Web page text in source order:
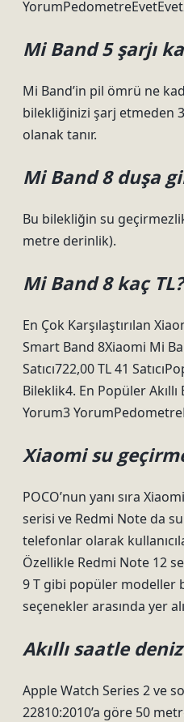
Mi Band 5 şarjı
Mi Band’in pil ömrü ne
bilekliğinizi şarj etmeden
olanak tanır.
Mi Band 8 duşa
Bu bilekliğin su
metre derinlik).
Mi Band 8 kaç TL?
En Çok Karşılaştırılan
Smart Band 8Xiaomi Mi
Satıcı722,00 TL 41
Bileklik4. En Popüler
Yorum3
Xiaomi su
POCO’nun yanı sıra
serisi ve Redmi Note da su
telefonlar olarak
Özellikle Redmi Note 12
9 T gibi popüler modeller
seçenekler arasında yer
Akıllı saatle
Apple Watch Series 2 ve
22810:2010’a göre 50